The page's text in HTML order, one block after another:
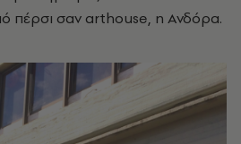
πέρσι σαν arthouse, η Ανδόρα.